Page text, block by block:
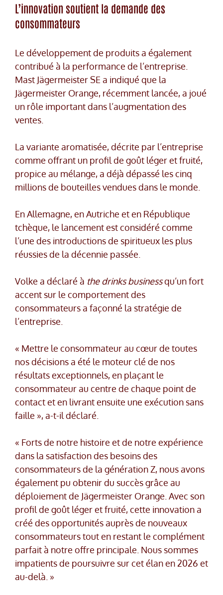
L’innovation soutient la demande des
consommateurs
Le développement de produits a également
contribué à la performance de l’entreprise.
Mast Jägermeister SE a indiqué que la
Jägermeister Orange, récemment lancée, a joué
un rôle important dans l’augmentation des
ventes.
La variante aromatisée, décrite par l’entreprise
comme offrant un profil de goût léger et fruité,
propice au mélange, a déjà dépassé les cinq
millions de bouteilles vendues dans le monde.
En Allemagne, en Autriche et en République
tchèque, le lancement est considéré comme
l’une des introductions de spiritueux les plus
réussies de la décennie passée.
Volke a déclaré à the drinks businessqu’un fort
accent sur le comportement des
consommateurs a façonné la stratégie de
l’entreprise.
« Mettre le consommateur au cœur de toutes
nos décisions a été le moteur clé de nos
résultats exceptionnels, en plaçant le
consommateur au centre de chaque point de
contact et en livrant ensuite une exécution sans
faille », a-t-il déclaré.
« Forts de notre histoire et de notre expérience
dans la satisfaction des besoins des
consommateurs de la génération Z, nous avons
également pu obtenir du succès grâce au
déploiement de Jägermeister Orange. Avec son
profil de goût léger et fruité, cette innovation a
créé des opportunités auprès de nouveaux
consommateurs tout en restant le complément
parfait à notre offre principale. Nous sommes
impatients de poursuivre sur cet élan en 2026 et
au-delà. »